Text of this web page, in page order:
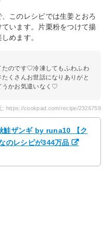
このレシピでは生姜とおろ
います。片栗粉をつけて揚
めます。
たのです♡冷凍してもふわふわ
くさんお世話になりありがと
かお気遣いなく♡
: https://cookpad.com/recipe/2326759
鮭ザンギ by runa10 【ク
のレシピが344万品